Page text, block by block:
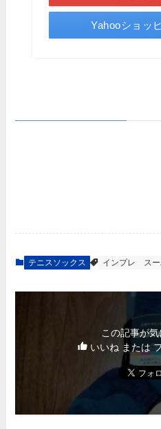
Yahooショッ
テニスソックス インプレ ス
この記事が
いいね または